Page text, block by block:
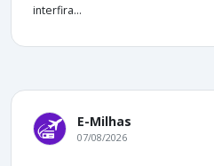
interfira...
E-Milhas
07/08/2026